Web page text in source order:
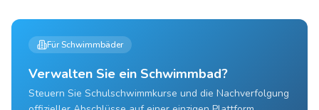
Für Schwimmbäder
Verwalten Sie ein Schwimmbad?
Steuern Sie Schulschwimmkurse und die Nachverfolgung